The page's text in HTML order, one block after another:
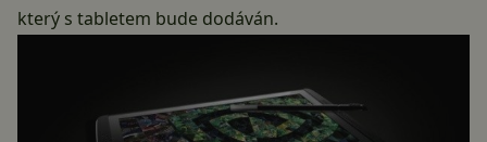
který s tabletem bude dodáván.